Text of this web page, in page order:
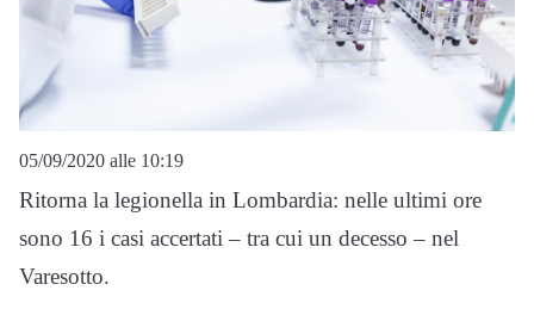
05/09/2020 alle 10:19
Ritorna la legionella in Lombardia: nelle ultimi ore
sono 16 i casi accertati – tra cui un decesso – nel
Varesotto.